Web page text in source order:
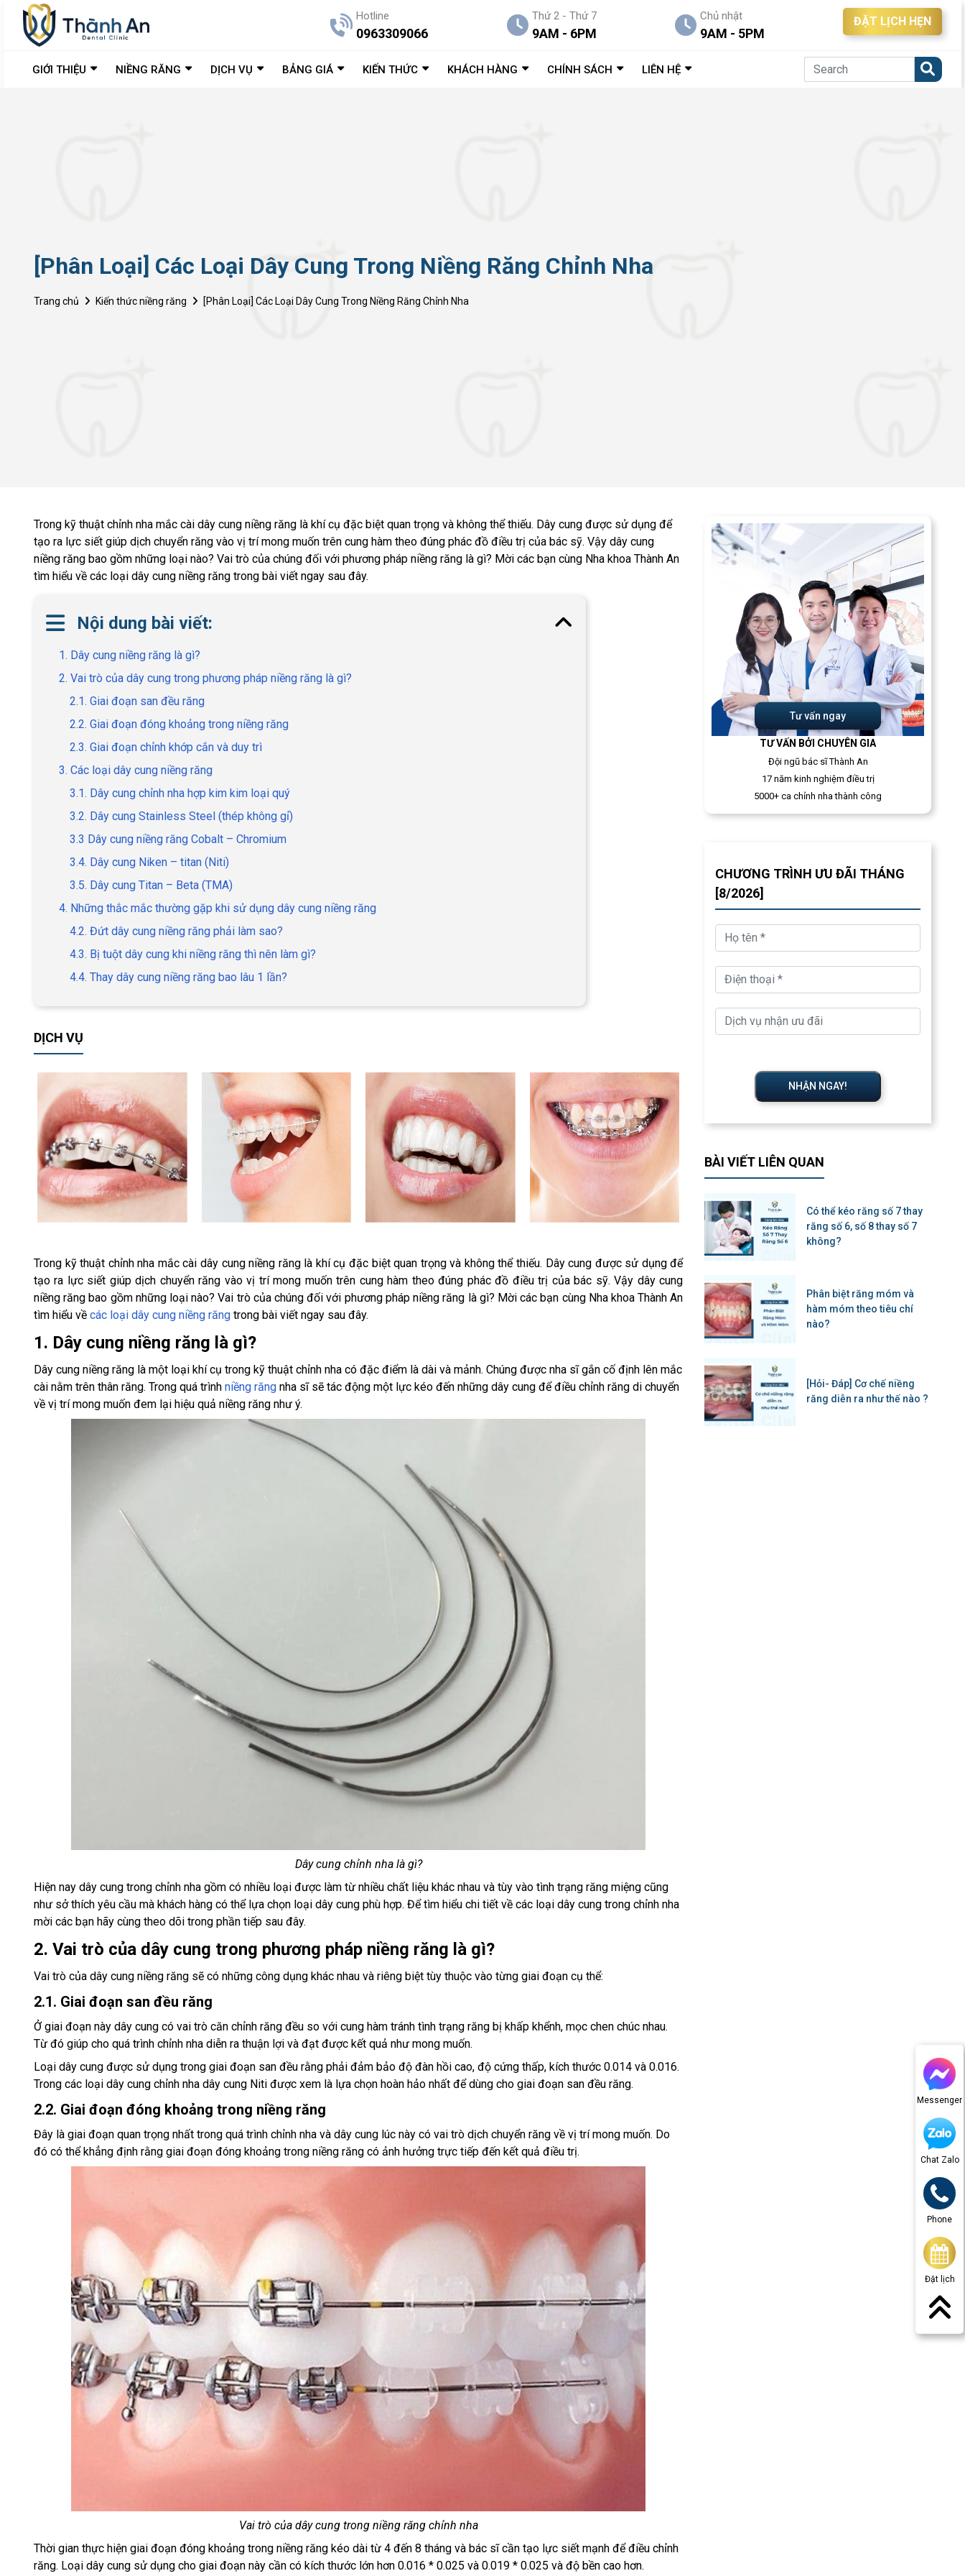
Hotline
0963309066
Thứ 2 - Thứ 7
9AM - 6PM
Chủ nhật
9AM - 5PM
ĐẶT LỊCH HẸN
GIỚI THIỆU NIỀNG RĂNG DỊCH VỤ BẢNG GIÁ KIẾN THỨC KHÁCH HÀNG CHÍNH SÁCH LIÊN HỆ
Messenger
Chat Zalo
Phone
Đặt lịch
[Phân Loại] Các Loại Dây Cung Trong Niềng Răng Chỉnh Nha
Trang chủ Kiến thức niềng răng [Phân Loại] Các Loại Dây Cung Trong Niềng Răng Chỉnh Nha
Trong kỹ thuật chỉnh nha mắc cài dây cung niềng răng là khí cụ đặc biệt quan trọng và không thể thiếu. Dây cung được sử dụng để
tạo ra lực siết giúp dịch chuyển răng vào vị trí mong muốn trên cung hàm theo đúng phác đồ điều trị của bác sỹ. Vậy dây cung
niềng răng bao gồm những loại nào? Vai trò của chúng đối với phương pháp niềng răng là gì? Mời các bạn cùng Nha khoa Thành An
tìm hiểu về các loại dây cung niềng răng trong bài viết ngay sau đây.
Nội dung bài viết:
1. Dây cung niềng răng là gì?
2. Vai trò của dây cung trong phương pháp niềng răng là gì?
2.1. Giai đoạn san đều răng
2.2. Giai đoạn đóng khoảng trong niềng răng
2.3. Giai đoạn chỉnh khớp cắn và duy trì
3. Các loại dây cung niềng răng
3.1. Dây cung chỉnh nha hợp kim kim loại quý
3.2. Dây cung Stainless Steel (thép không gỉ)
3.3 Dây cung niềng răng Cobalt – Chromium
3.4. Dây cung Niken – titan (Niti)
3.5. Dây cung Titan – Beta (TMA)
4. Những thắc mắc thường gặp khi sử dụng dây cung niềng răng
4.2. Đứt dây cung niềng răng phải làm sao?
4.3. Bị tuột dây cung khi niềng răng thì nên làm gì?
4.4. Thay dây cung niềng răng bao lâu 1 lần?
DỊCH VỤ
Trong kỹ thuật chỉnh nha mắc cài dây cung niềng răng là khí cụ đặc biệt quan trọng và không thể thiếu. Dây cung được sử dụng để
tạo ra lực siết giúp dịch chuyển răng vào vị trí mong muốn trên cung hàm theo đúng phác đồ điều trị của bác sỹ. Vậy dây cung
niềng răng bao gồm những loại nào? Vai trò của chúng đối với phương pháp niềng răng là gì? Mời các bạn cùng Nha khoa Thành An
tìm hiểu về các loại dây cung niềng răng trong bài viết ngay sau đây.
1. Dây cung niềng răng là gì?
Dây cung niềng răng là một loại khí cụ trong kỹ thuật chỉnh nha có đặc điểm là dài và mảnh. Chúng được nha sĩ gắn cố định lên mắc
cài nằm trên thân răng. Trong quá trình niềng răng nha sĩ sẽ tác động một lực kéo đến những dây cung để điều chỉnh răng di chuyển
về vị trí mong muốn đem lại hiệu quả niềng răng như ý.
Dây cung chỉnh nha là gì?
Hiện nay dây cung trong chỉnh nha gồm có nhiều loại được làm từ nhiều chất liệu khác nhau và tùy vào tình trạng răng miệng cũng
như sở thích yêu cầu mà khách hàng có thể lựa chọn loại dây cung phù hợp. Để tìm hiểu chi tiết về các loại dây cung trong chỉnh nha
mời các bạn hãy cùng theo dõi trong phần tiếp sau đây.
2. Vai trò của dây cung trong phương pháp niềng răng là gì?
Vai trò của dây cung niềng răng sẽ có những công dụng khác nhau và riêng biệt tùy thuộc vào từng giai đoạn cụ thể:
2.1. Giai đoạn san đều răng
Ở giai đoạn này dây cung có vai trò căn chỉnh răng đều so với cung hàm tránh tình trạng răng bị khấp khểnh, mọc chen chúc nhau.
Từ đó giúp cho quá trình chỉnh nha diễn ra thuận lợi và đạt được kết quả như mong muốn.
Loại dây cung được sử dụng trong giai đoạn san đều rằng phải đảm bảo độ đàn hồi cao, độ cứng thấp, kích thước 0.014 và 0.016.
Trong các loại dây cung chỉnh nha dây cung Niti được xem là lựa chọn hoàn hảo nhất để dùng cho giai đoạn san đều răng.
2.2. Giai đoạn đóng khoảng trong niềng răng
Đây là giai đoạn quan trọng nhất trong quá trình chỉnh nha và dây cung lúc này có vai trò dịch chuyển răng về vị trí mong muốn. Do
đó có thể khẳng định rằng giai đoạn đóng khoảng trong niềng răng có ảnh hưởng trực tiếp đến kết quả điều trị.
Vai trò của dây cung trong niềng răng chỉnh nha
Thời gian thực hiện giai đoạn đóng khoảng trong niềng răng kéo dài từ 4 đến 8 tháng và bác sĩ cần tạo lực siết mạnh để điều chỉnh
răng. Loại dây cung sử dụng cho giai đoạn này cần có kích thước lớn hơn 0.016 * 0.025 và 0.019 * 0.025 và độ bền cao hơn.
Tư vấn ngay
TƯ VẤN BỞI CHUYÊN GIA
Đội ngũ bác sĩ Thành An
17 năm kinh nghiệm điều trị
5000+ ca chỉnh nha thành công
CHƯƠNG TRÌNH ƯU ĐÃI THÁNG
[8/2026]
NHẬN NGAY!
BÀI VIẾT LIÊN QUAN
Có thể kéo răng số 7 thay
răng số 6, số 8 thay số 7
không?
Phân biệt răng móm và
hàm móm theo tiêu chí
nào?
[Hỏi- Đáp] Cơ chế niềng
răng diễn ra như thế nào ?